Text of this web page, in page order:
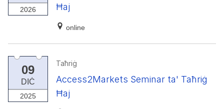
2026
Ħaj
online
09
DIĊ
2025
Taħriġ
Access2Markets Seminar ta' Taħriġ
Ħaj